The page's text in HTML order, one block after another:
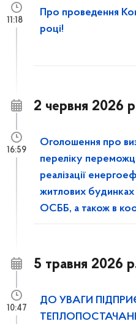
Про проведення
році!
11:18
2 червня 2026
Оголошення про
переліку
реалізації
житлових будинках
ОСББ, а також в
16:59
5 травня 2026
ДО УВАГИ
10:47